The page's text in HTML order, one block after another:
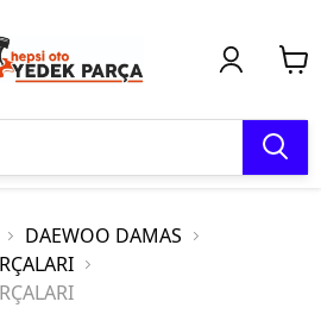
DAEWOO DAMAS